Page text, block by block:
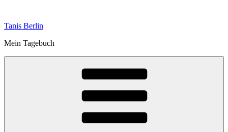
springen
Tanis Berlin
Mein Tagebuch